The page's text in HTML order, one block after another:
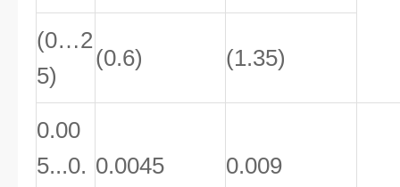
(0…2
5)
(0.6) (1.35)
0.00
5...0. 0.0045 0.009